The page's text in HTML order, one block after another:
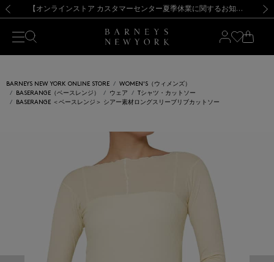
新規登録のお客様も対象！＜MY BARNEYS＞会員のお客様は11,000円（税込）以上のお買上げで常時送料無料！お買い物の際は会員登録を！
【夏季休業に伴う出荷一時停止のお知らせ】(2026.8.7) 【オンラインストア カスタマーセンター夏季休業に関するお知らせ】（2026.8.7）
【夏季休業に伴う返品・交換承り一時停止のお知らせ】（2026.8.5）
熊本県を中心とした地震の影響によるお荷物のお届けについて
【開催中】SUMMER SALEのご案内・ご注意事項 新規登録のお客様も対象！＜MY BARNEYS＞会員のお客様は11,000円（税込）以上のお買上げで常時送料無料！お買い物の際は会員登録を！
【夏季休業に伴う出荷一時停止のお知らせ】(2026.8.7)
BARNEYS NEW YORK ONLINE STORE
WOMEN'S（ウィメンズ）
BASERANGE（ベースレンジ）
ウェア
Tシャツ・カットソー
BASERANGE ＜ベースレンジ＞ シアー素材ロングスリーブリブカットソー